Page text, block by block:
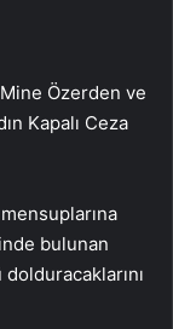
Özerden ve
Kapalı Ceza
bulunan